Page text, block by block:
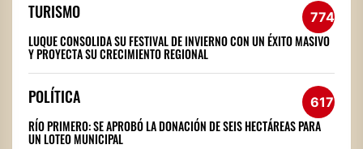
TURISMO 774
LUQUE CONSOLIDA SU FESTIVAL DE INVIERNO CON UN ÉXITO MASIVO
Y PROYECTA SU CRECIMIENTO REGIONAL
POLÍTICA 617
RÍO PRIMERO: SE APROBÓ LA DONACIÓN DE SEIS HECTÁREAS PARA
UN LOTEO MUNICIPAL